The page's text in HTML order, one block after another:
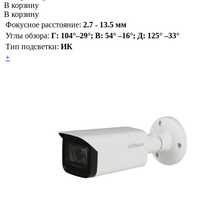
В корзину
В корзину
Фокусное расстояние: 2.7 - 13.5 мм
Углы обзора: Г: 104°–29°; В: 54° –16°; Д: 125° –33°
Тип подсветки: ИК
+